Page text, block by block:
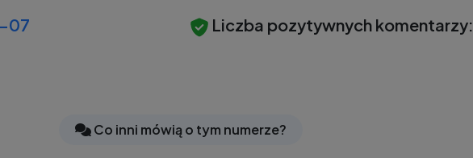
07
Liczba pozytywnych komentarzy:
Co inni mówią o tym numerze?